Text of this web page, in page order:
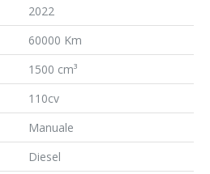
2022
60000 Km
1500 cm³
110cv
Manuale
Diesel